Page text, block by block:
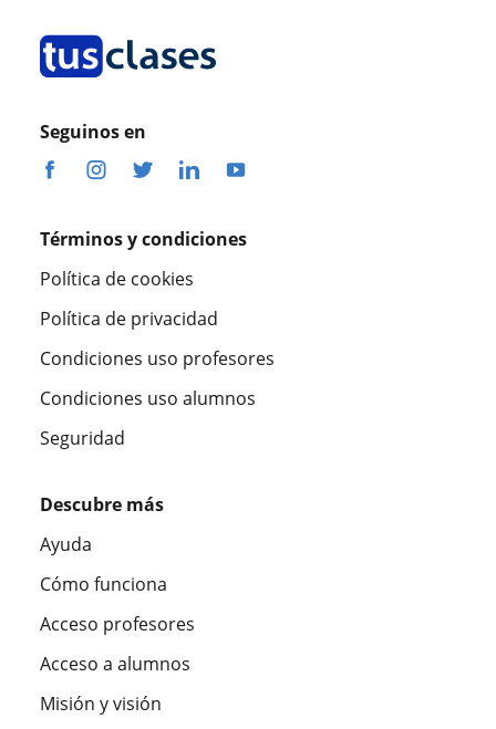
Seguinos en
Términos y condiciones
Política de cookies
Política de privacidad
Condiciones uso profesores
Condiciones uso alumnos
Seguridad
Descubre más
Ayuda
Cómo funciona
Acceso profesores
Acceso a alumnos
Misión y visión